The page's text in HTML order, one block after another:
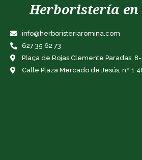
Herboristería en
info@herboristeriaromina.com
627 35 62 73
Plaça de Rojas Clemente Paradas,
Calle Plaza Mercado de Jesús, nº 1